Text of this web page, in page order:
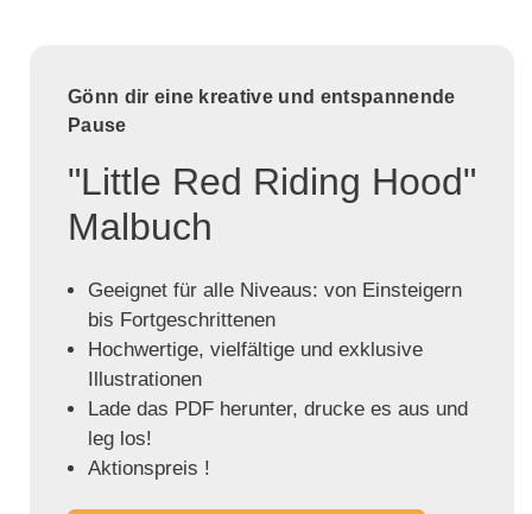
Gönn dir eine kreative und entspannende
Pause
"Little Red Riding Hood"
Malbuch
Geeignet für alle Niveaus: von Einsteigern
bis Fortgeschrittenen
Hochwertige, vielfältige und exklusive
Illustrationen
Lade das PDF herunter, drucke es aus und
leg los!
Aktionspreis !